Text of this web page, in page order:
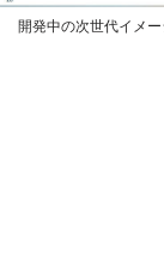
開発中の次世代イメ